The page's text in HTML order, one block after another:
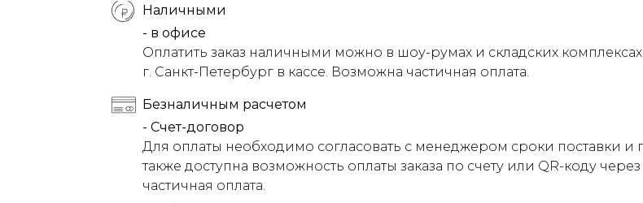
Наличными
- в офисе
Оплатить заказ наличными можно в шоу-румах и складских
г. Санкт-Петербург в кассе. Возможна частичная оплата.
Безналичным расчетом
- Счет-договор
Для оплаты необходимо согласовать с менеджером сроки поставки
также доступна возможность оплаты заказа по счету или QR-коду
частичная оплата.